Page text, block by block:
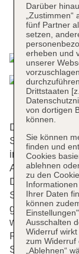
Das
Die Gäste
Sterne-Hotel
immer für
Aufenthalt so
Das
Seite, wenn
gibt es WLAN.
wie auch eine
Restaurant
Darüber
fünf Partner
setzen,
erheben und
unserer
Drittstaaten
von dortigen
können.
Sie können
finden und
Cookies
ablehnen
zu den
Ihrer Daten
können
Ausschalten
Widerruf
zum Widerruf
„Ablehnen“